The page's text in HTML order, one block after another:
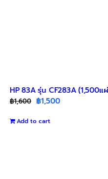
HP 83A รุ่น CF283A (1,500แ
฿1,600 Original
was:
฿1,500Current
Add to cart